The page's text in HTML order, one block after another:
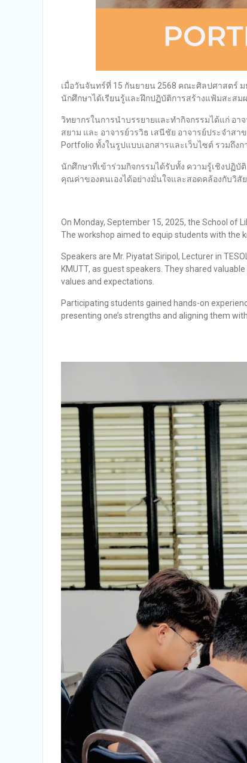
เมื่อวันจันทร์ที่ 15 กันยายน 2568 คณะศิลปศาสตร์ ม
นักศึกษาได้เรียนรู้และฝึกปฏิบัติการสร้างแฟ้มสะสม
วิทยากรในการนำบรรยายและทำกิจกรรมได้แก่ อ
สยาม และ อาจารย์วรวิธ เสนีชัย อาจารย์ประจำส
Portfolio ทั้งในรูปแบบเอกสารและเว็บไซต์ รวมถึ
นักศึกษาที่เข้าร่วมกิจกรรมได้รับทั้ง ความรู้เชิงปฏิบั
คุณค่าของตนเองได้อย่างมั่นใจและสอดคล้องกับวิสั
On Monday, September 15, 2025, the School of
The workshop aimed to equip students with the
Speakers are Mr. Piyatat Siripol, Lecturer in
KMUTT, as guest speakers. They shared
values and expectations.
Participating students gained hands-on
presenting one’s strengths and aligning them